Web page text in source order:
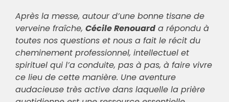
Après la messe, autour d’une bonne tisane de
verveine fraîche, Cécile Renouarda répondu à
toutes nos questions et nous a fait le récit du
cheminement professionnel, intellectuel et
spirituel qui l’a conduite, pas à pas, à faire vivre
ce lieu de cette manière. Une aventure
audacieuse très active dans laquelle la prière